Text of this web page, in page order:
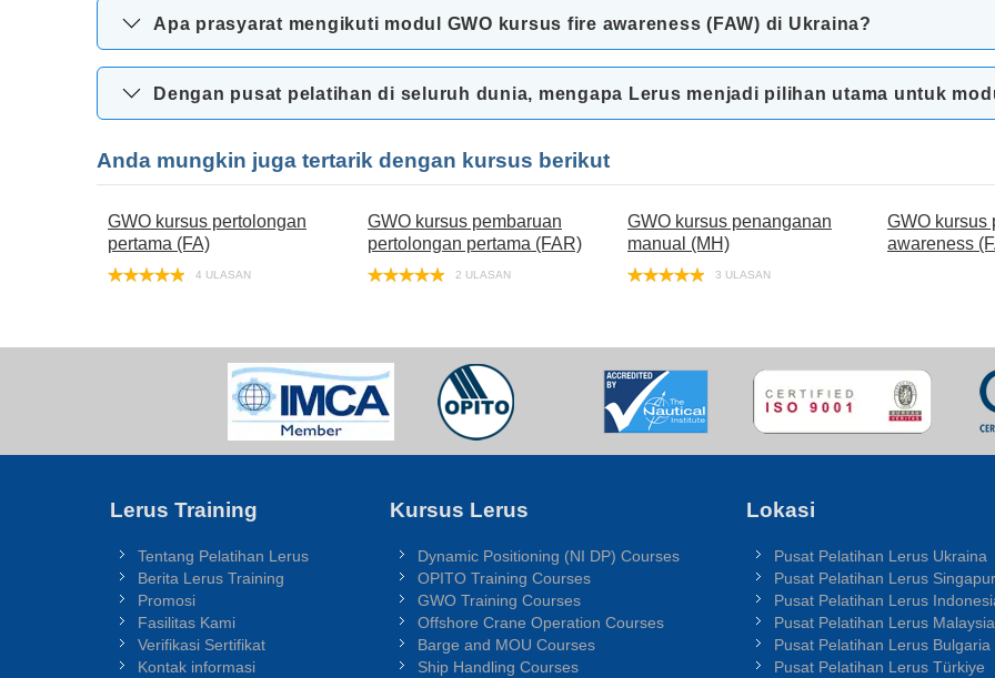
Apa prasyarat mengikuti modul GWO kursus fire awareness (FAW) di Ukraina?
Dengan pusat pelatihan di seluruh dunia, mengapa Lerus menjadi pilihan utama untuk
Anda mungkin juga tertarik dengan kursus berikut
GWO kursus pertolongan
pertama (FA)
4 ULASAN
GWO kursus pembaruan
pertolongan pertama (FAR)
2 ULASAN
GWO kursus penanganan
manual (MH)
3 ULASAN
GWO kursus
awareness
Lerus Training
Tentang Pelatihan Lerus
Berita Lerus Training
Promosi
Fasilitas Kami
Verifikasi Sertifikat
Kontak informasi
Kursus Lerus
Dynamic Positioning (NI DP) Courses
OPITO Training Courses
GWO Training Courses
Offshore Crane Operation Courses
Barge and MOU Courses
Ship Handling Courses
Lokasi
Pusat Pelatihan Lerus Ukraina
Pusat Pelatihan Lerus
Pusat Pelatihan Lerus
Pusat Pelatihan Lerus Malaysia
Pusat Pelatihan Lerus Bulgaria
Pusat Pelatihan Lerus Türkiye